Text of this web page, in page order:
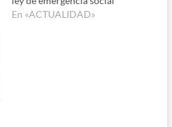
En «ACTUALIDAD»